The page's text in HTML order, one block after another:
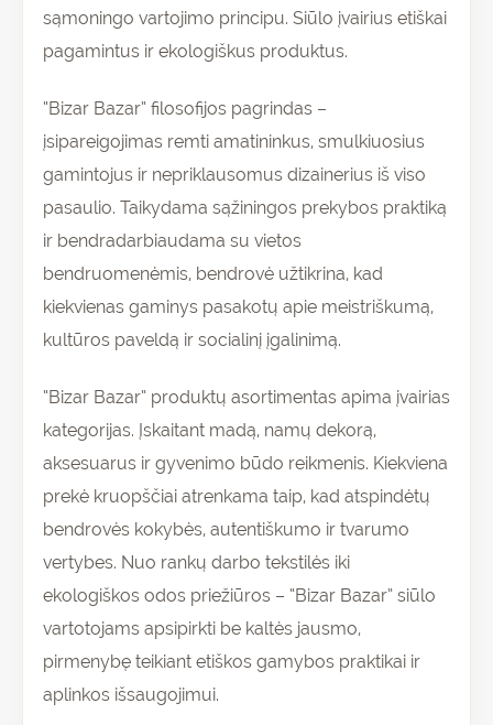
sąmoningo vartojimo principu. Siūlo įvairius etiškai
pagamintus ir ekologiškus produktus.
“Bizar Bazar” filosofijos pagrindas –
įsipareigojimas remti amatininkus, smulkiuosius
gamintojus ir nepriklausomus dizainerius iš viso
pasaulio. Taikydama sąžiningos prekybos praktiką
ir bendradarbiaudama su vietos
bendruomenėmis, bendrovė užtikrina, kad
kiekvienas gaminys pasakotų apie meistriškumą,
kultūros paveldą ir socialinį įgalinimą.
“Bizar Bazar” produktų asortimentas apima įvairias
kategorijas. Įskaitant madą, namų dekorą,
aksesuarus ir gyvenimo būdo reikmenis. Kiekviena
prekė kruopščiai atrenkama taip, kad atspindėtų
bendrovės kokybės, autentiškumo ir tvarumo
vertybes. Nuo rankų darbo tekstilės iki
ekologiškos odos priežiūros – “Bizar Bazar” siūlo
vartotojams apsipirkti be kaltės jausmo,
pirmenybę teikiant etiškos gamybos praktikai ir
aplinkos išsaugojimui.